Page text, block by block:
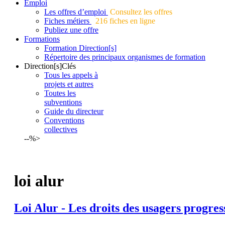
Emploi
Les offres d’emploi Consultez les offres
Fiches métiers
216 fiches en ligne
Publiez une offre
Formations
Formation Direction[s]
Répertoire des principaux organismes de formation
Direction[s]Clés
Tous les appels à
projets et autres
Toutes les
subventions
Guide du directeur
Conventions
collectives
--%>
loi alur
Loi Alur - Les droits des usagers